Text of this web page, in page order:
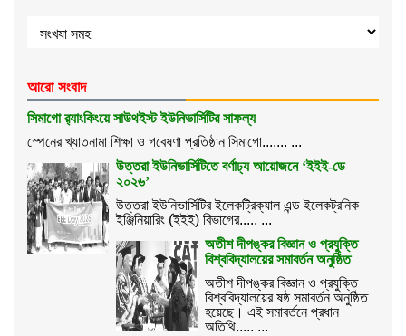
আরো সংবাদ
সিমাগো র‌্যাংকিংয়ে সাউথইস্ট ইউনিভার্সিটির সাফল্য
স্পেনের খ্যাতনামা শিক্ষা ও গবেষণা প্রতিষ্ঠান সিমাগো....... ...
উত্তরা ইউনিভার্সিটিতে বর্ণাঢ্য আয়োজনে ‘ইইই-ডে
২০২৬’
উত্তরা ইউনিভার্সিটির ইলেকট্রিক্যাল এন্ড ইলেকট্রনিক
ইঞ্জিনিয়ারিং (ইইই) বিভাগের..... ...
অতীশ দীপঙ্কর বিজ্ঞান ও প্রযুক্তি
বিশ্ববিদ্যালয়ের সমাবর্তন অনুষ্ঠিত
অতীশ দীপঙ্কর বিজ্ঞান ও প্রযুক্তি
বিশ্ববিদ্যালয়ের ষষ্ঠ সমাবর্তন অনুষ্ঠিত
হয়েছে। এই সমাবর্তনে প্রধান
অতিথি..... ...